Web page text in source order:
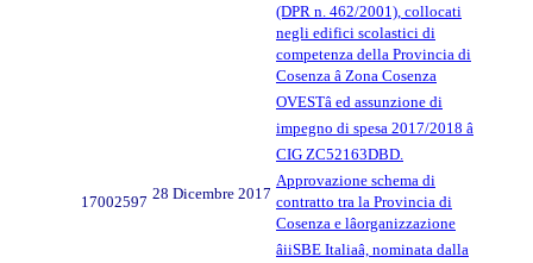
(DPR n. 462/2001), collocati
negli edifici scolastici di
competenza della Provincia di
Cosenza â Zona Cosenza
OVESTâ ed assunzione di
impegno di spesa 2017/2018 â
CIG ZC52163DBD.
17002597 28 Dicembre 2017
Approvazione schema di
contratto tra la Provincia di
Cosenza e lâorganizzazione
âiiSBE Italiaâ, nominata dalla